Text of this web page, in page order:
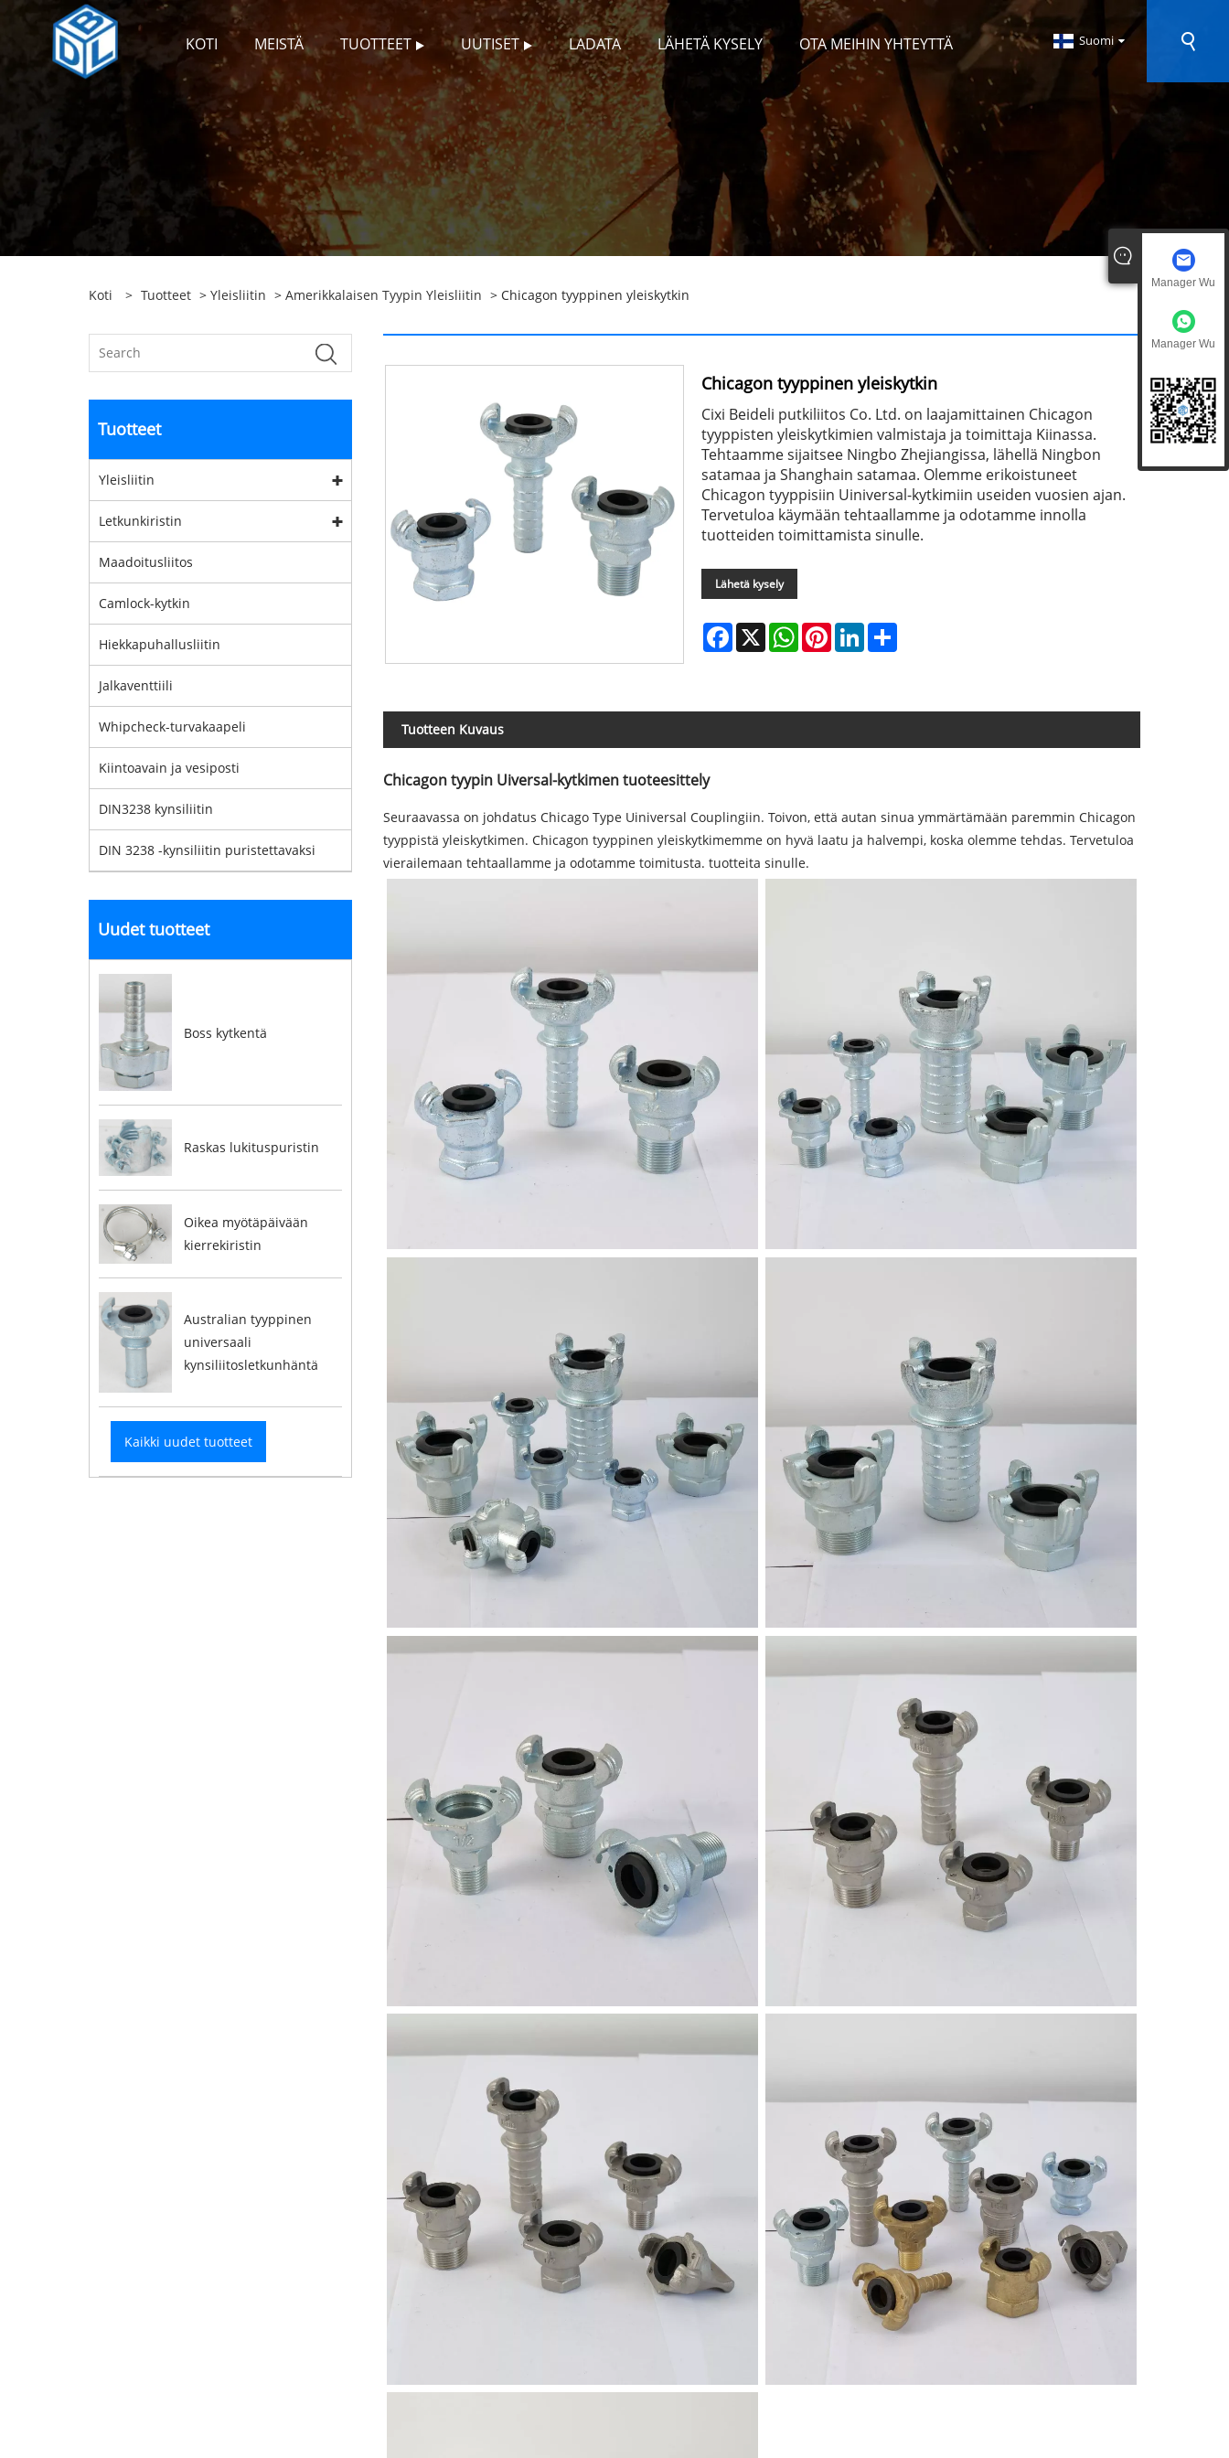
KOTI MEISTÄ TUOTTEET UUTISET LADATA LÄHETÄ KYSELY OTA MEIHIN YHTEYTTÄ Suomi
Koti > Tuotteet > Yleisliitin > Amerikkalaisen Tyypin Yleisliitin > Chicagon tyyppinen yleiskytkin
Tuotteet
Yleisliitin
Letkunkiristin
Maadoitusliitos
Camlock-kytkin
Hiekkapuhallusliitin
Jalkaventtiili
Whipcheck-turvakaapeli
Kiintoavain ja vesiposti
DIN3238 kynsiliitin
DIN 3238 -kynsiliitin puristettavaksi
Uudet tuotteet
Boss kytkentä
Raskas lukituspuristin
Oikea myötäpäivään
kierrekiristin
Australian tyyppinen
universaali
kynsiliitosletkunhäntä
Kaikki uudet tuotteet
Chicagon tyyppinen yleiskytkin
Cixi Beideli putkiliitos Co. Ltd. on laajamittainen Chicagon
tyyppisten yleiskytkimien valmistaja ja toimittaja Kiinassa.
Tehtaamme sijaitsee Ningbo Zhejiangissa, lähellä Ningbon
satamaa ja Shanghain satamaa. Olemme erikoistuneet
Chicagon tyyppisiin Uiniversal-kytkimiin useiden vuosien ajan.
Tervetuloa käymään tehtaallamme ja odotamme innolla
tuotteiden toimittamista sinulle.
Lähetä kysely
Facebook
X WhatsAppPinterestLinkedInShare
Tuotteen Kuvaus
Chicagon tyypin Uiversal-kytkimen tuoteesittely
Seuraavassa on johdatus Chicago Type Uiniversal Couplingiin. Toivon, että autan sinua ymmärtämään paremmin Chicagon
tyyppistä yleiskytkimen. Chicagon tyyppinen yleiskytkimemme on hyvä laatu ja halvempi, koska olemme tehdas. Tervetuloa
vierailemaan tehtaallamme ja odotamme toimitusta. tuotteita sinulle.
Manager Wu
Manager Wu